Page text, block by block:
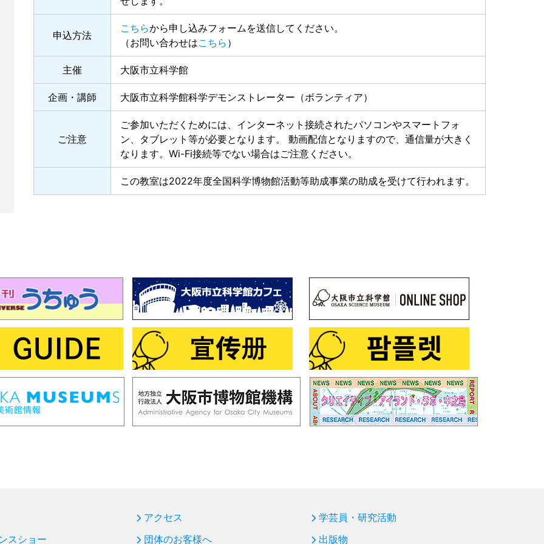
申込方法
こちらから申し込みフォームを送信してください。
（お問い合わせはこちら ）
主催 大阪市立科学館
企画・講師 大阪市立科学館科学デモンストレーター（ボランティア）
ご注意
ご参加いただくためには、インターネット接続されたパソコンやスマートフォ
ン、タブレット等が必要となります。 動画配信となりますので、通信量が大きく
なります。Wi-Fi接続等でない場合はご注意ください。
この教室は2022年度全国科学博物館活動等助成事業の助成を受けて行われます。
スショー
アクセス
団体のお客様へ
学芸員・研究活動
出版物